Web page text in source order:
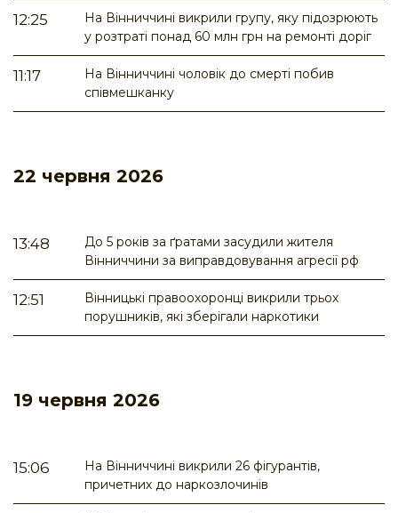
12:25
На Вінниччині викрили групу, яку підозрюють
у розтраті понад 60 млн грн на ремонті доріг
11:17
На Вінниччині чоловік до смерті побив
співмешканку
22 червня 2026
13:48
До 5 років за ґратами засудили жителя
Вінниччини за виправдовування агресії рф
12:51
Вінницькі правоохоронці викрили трьох
порушників, які зберігали наркотики
19 червня 2026
15:06
На Вінниччині викрили 26 фігурантів,
причетних до наркозлочинів